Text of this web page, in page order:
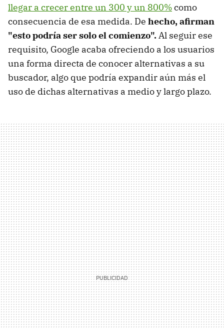
llegar a crecer entre un 300 y un 800%como
consecuencia de esa medida. De hecho, afirman
"esto podría ser solo el comienzo".Al seguir ese
requisito, Google acaba ofreciendo a los usuarios
una forma directa de conocer alternativas a su
buscador, algo que podría expandir aún más el
uso de dichas alternativas a medio y largo plazo.